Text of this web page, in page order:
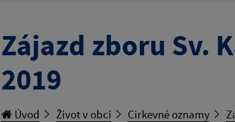
Zájazd zboru Sv.
2019
Úvod Život v obci Cirkevné oznamy